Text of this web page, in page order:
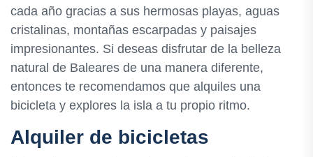
cada año gracias a sus hermosas playas, aguas
cristalinas, montañas escarpadas y paisajes
impresionantes. Si deseas disfrutar de la belleza
natural de Baleares de una manera diferente,
entonces te recomendamos que alquiles una
bicicleta y explores la isla a tu propio ritmo.
Alquiler de bicicletas